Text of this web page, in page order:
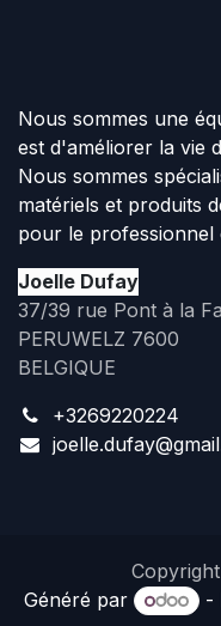
Nous sommes une
est d'améliorer la vie
Nous sommes
matériels et produits
pour le professionnel
Joelle Dufay
37/39 rue Pont à la
PERUWELZ 7600
BELGIQUE
+3269220224
Généré par
-